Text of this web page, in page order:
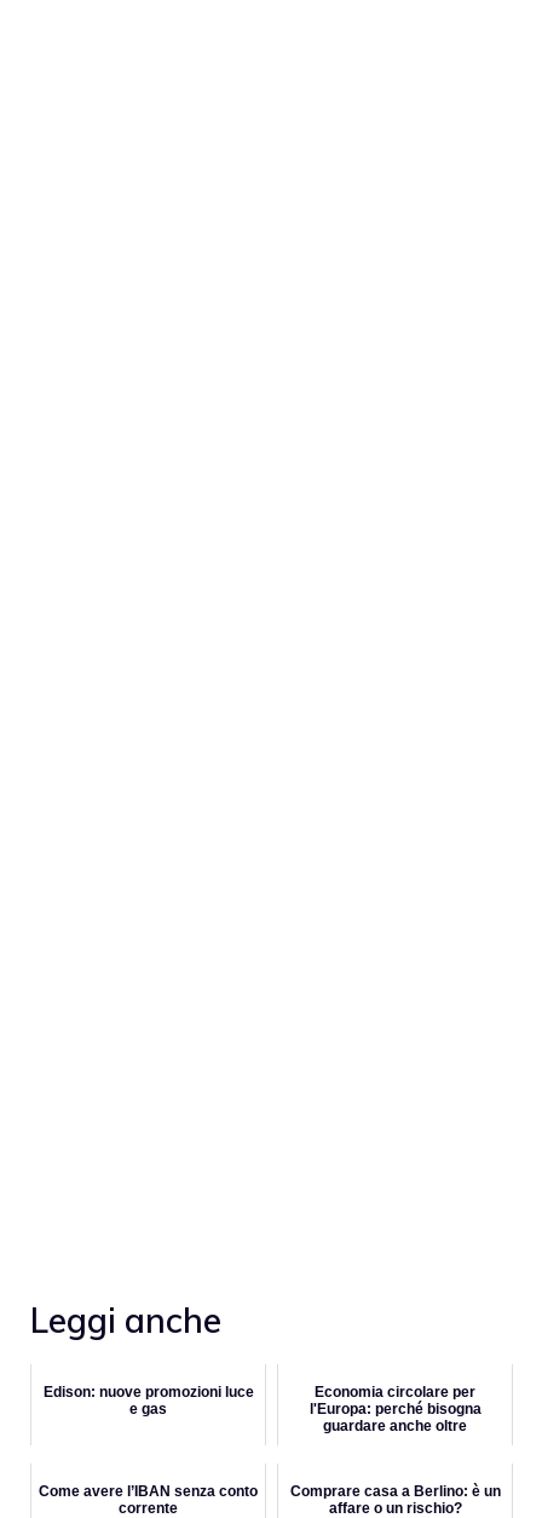
Leggi anche
Edison: nuove promozioni luce
e gas
Economia circolare per
l'Europa: perché bisogna
guardare anche oltre
Come avere l’IBAN senza conto
corrente
Comprare casa a Berlino: è un
affare o un rischio?